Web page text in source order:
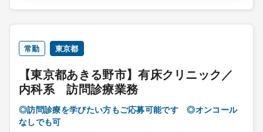
常勤 東京都
【東京都あきる野市】有床クリニック／
内科系 訪問診療業務
◎訪問診療を学びたい方もご応募可能です ◎オンコール
なしでも可